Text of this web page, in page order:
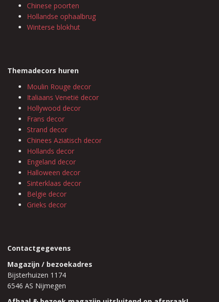
Chinese poorten
Hollandse ophaalbrug
Winterse blokhut
Themadecors huren
Moulin Rouge decor
Italiaans Venetië decor
Hollywood decor
Frans decor
Strand decor
Chinees Aziatisch decor
Hollands decor
Engeland decor
Halloween decor
Sinterklaas decor
Belgie decor
Grieks decor
Contactgegevens
Magazijn / bezoekadres
Bijsterhuizen 1174
6546 AS Nijmegen